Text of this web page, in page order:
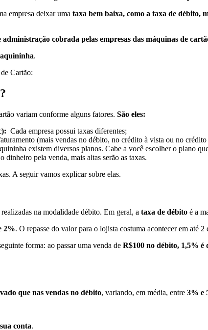
empresa deixar uma taxa bem baixa, como a taxa de débito,
cobrada pelas empresas das máquinas de
.
Cartão:
variam conforme alguns fatores. São eles:
Cada empresa possui taxas diferentes;
(mais vendas no débito, no crédito à vista ou no
existem diversos planos. Cabe a você escolher o plano
dinheiro pela venda, mais altas serão as taxas.
A seguir vamos explicar sobre elas.
na modalidade débito. Em geral, a taxa de débito é a
2%. O repasse do valor para o lojista costuma acontecer em até 2
forma: ao passar uma venda de R$100 no débito, 1,5% é
que nas vendas no débito, variando, em média, entre 3% e
conta.